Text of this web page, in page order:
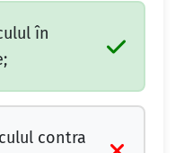
în
contra